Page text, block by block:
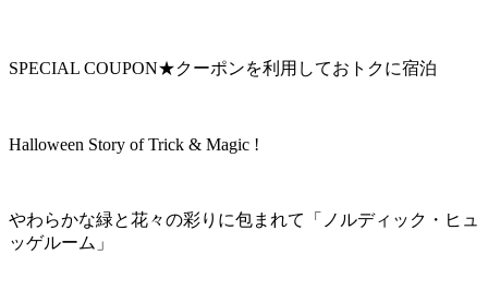
SPECIAL COUPON★クーポンを利用しておトクに宿泊
Halloween Story of Trick & Magic !
やわらかな緑と花々の彩りに包まれて「ノルディック・ヒュ
ッゲルーム」